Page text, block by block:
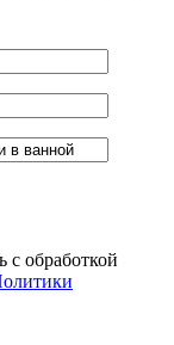
c обработкой